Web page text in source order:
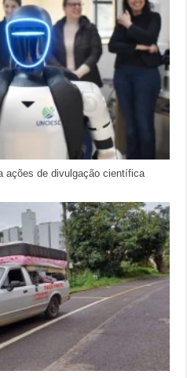
ações de divulgação científica